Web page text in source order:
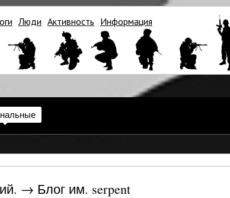
Люди Активность Информация
→ Блог им. serpent